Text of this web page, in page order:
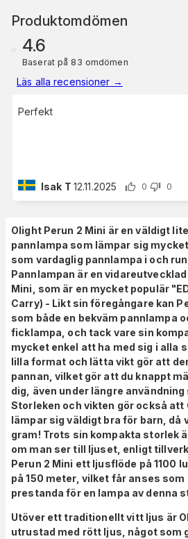
Produktomdömen
4.6
Baserat på 83 omdömen
Läs alla recensioner →
Perfekt
Isak T 12.11.2025 0 0
Olight Perun 2 Mini är en väldigt
pannlampa som lämpar sig
som vardaglig pannlampa i och
Pannlampan är en
Mini, som är en mycket populär
Carry) - Likt sin föregångare kan
som både en bekväm pannlampa
ficklampa, och tack vare sin
mycket enkel att ha med sig i alla
lilla format och lätta vikt gör att
pannan, vilket gör att du knappt
dig, även under längre
Storleken och vikten gör också att
lämpar sig väldigt bra för barn, då
gram! Trots sin kompakta storlek
om man ser till ljuset, enligt
Perun 2 Mini ett ljusflöde på 1100
på 150 meter, vilket får anses
prestanda för en lampa av denna
Utöver ett traditionellt vitt ljus är
utrustad med rött ljus, något som